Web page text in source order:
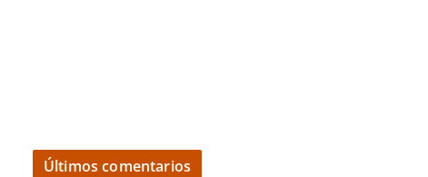
Últimos comentarios